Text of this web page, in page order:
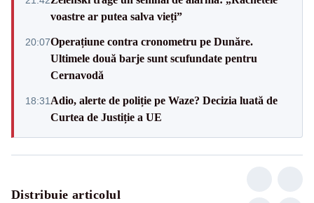
voastre ar putea salva vieți”
20:07Operațiune contra cronometru pe Dunăre.
Ultimele două barje sunt scufundate pentru
Cernavodă
18:31 Adio, alerte de poliție pe Waze? Decizia luată de
Curtea de Justiție a UE
Distribuie articolul